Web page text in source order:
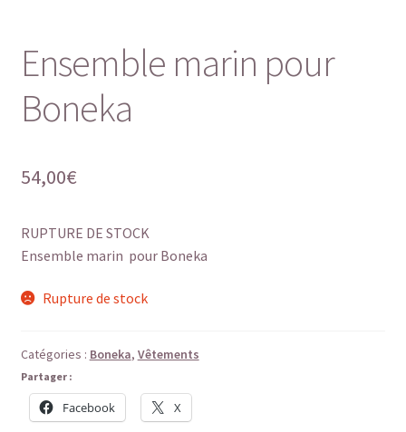
Ensemble marin pour
Boneka
54,00€
RUPTURE DE STOCK
Ensemble marin pour Boneka
Rupture de stock
Catégories : Boneka, Vêtements
Partager :
Facebook X